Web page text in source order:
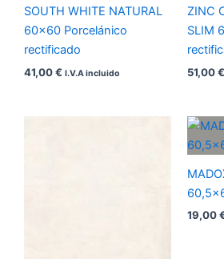
SOUTH WHITE NATURAL
60×60 Porcelánico
rectificado
41,00€ I.V.A incluido
ZINC
SLIM
51,00€
19,00